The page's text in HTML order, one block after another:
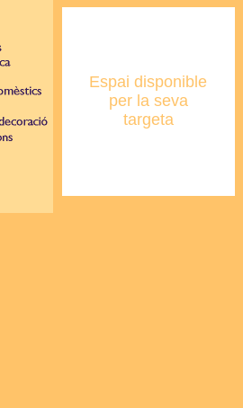
Espai disponible
per la seva
targeta